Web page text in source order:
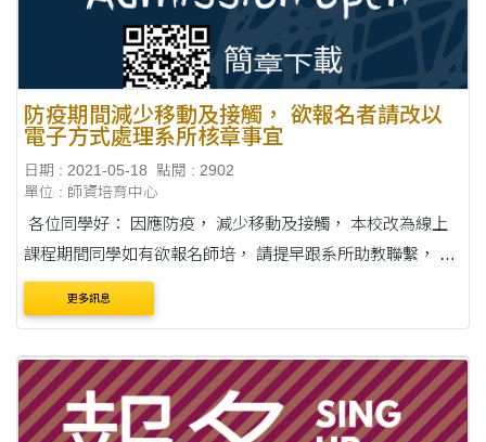
防疫期間減少移動及接觸， 欲報名者請改以
電子方式處理系所核章事宜
日期 : 2021-05-18
點閱 : 2902
單位 : 師資培育中心
各位同學好： 因應防疫， 減少移動及接觸， 本校改為線上
課程期間同學如有欲報名師培， 請提早跟系所助教聯繫， 以
電子方式請助教確認您的報考資格後於相關欄位核章， 再寄
回電子檔給您。 系所核章的欄位....
更多訊息